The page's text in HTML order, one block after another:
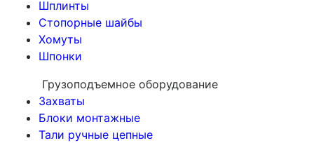
Шплинты
Стопорные шайбы
Хомуты
Шпонки
Грузоподъемное оборудование
Захваты
Блоки монтажные
Тали ручные цепные